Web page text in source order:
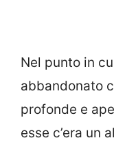
Nel punto in
abbandonato
profonde e
esse c’era un